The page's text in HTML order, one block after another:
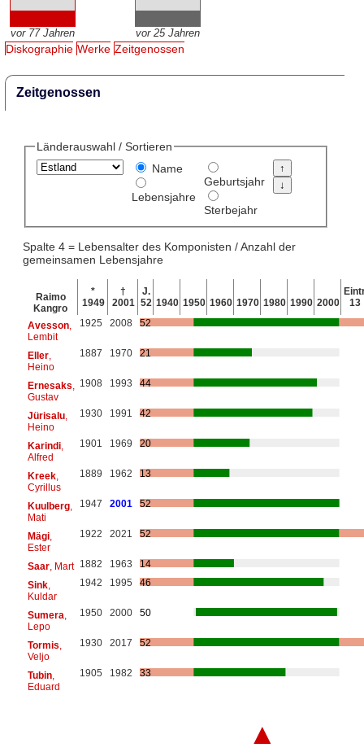
vor 77 Jahren vor 25 Jahren
Diskographie Werke Zeitgenossen
Zeitgenossen
Länderauswahl / Sortieren
Name
Lebensjahre
Geburtsjahr
Sterbejahr
Spalte 4 = Lebensalter des Komponisten / Anzahl der
gemeinsamen Lebensjahre
Raimo
Kangro
*
1949
†
2001
J.
52 1940 1950 1960 1970 1980 1990 2000
13
Avesson,
Lembit
1925 2008 52
Eller,
Heino
1887 1970 21
Ernesaks
Gustav
1908 1993 44
Jürisalu,
Heino
1930 1991 42
Karindi,
Alfred
1901 1969 20
Kreek,
Cyrillus
1889 1962 13
Kuulberg,
Mati
1947 2001 52
Mägi,
Ester
1922 2021 52
Saar, Mart 1882 1963
14
Sink,
Kuldar
1942 1995 46
Sumera
Lepo
1950 2000 50
Tormis
Veljo
1930 2017 52
Tubin,
Eduard
1905 1982 33
▲